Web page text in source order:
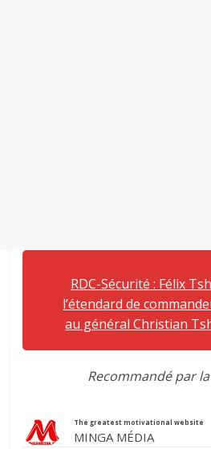
RDC-Sécurité : Félix
l’étendard de
au général Christian
Recommandé par
The greatest motivational website
MINGA MÉDIA